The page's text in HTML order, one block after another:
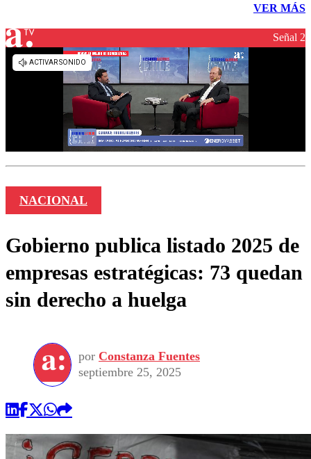
VER MÁS
Señal 2
NACIONAL
Gobierno publica listado 2025 de
empresas estratégicas: 73 quedan
sin derecho a huelga
por Constanza Fuentes
septiembre 25, 2025